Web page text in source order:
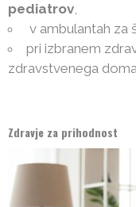
pediatrov,
v ambulantah za
pri izbranem
zdravstvenega
Zdravje za prihodnost